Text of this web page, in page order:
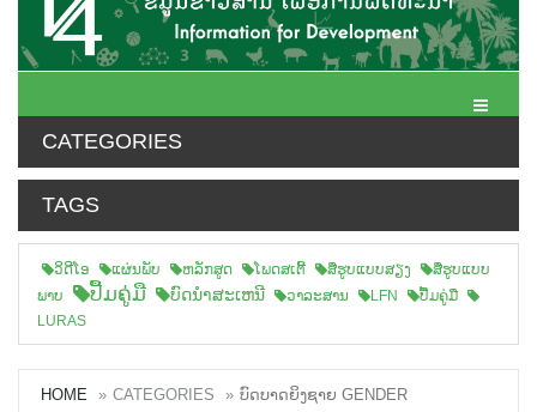
Toggle
CATEGORIES
TAGS
ວິດີໂອ ແຜ່ນພັບ ຫລັກສູດ ໂພດສເຕີ້ ສືຮູບແບບສຽງ
ສື່ຮູບແບບ
ພາບ
ປື້ມຄູ່ມື ບົດນຳສະເຫນີ ວາລະສານ LFN
ປື້ມຄູ່ມື
LURAS
HOME CATEGORIES ບົດບາດຍິງຊາຍ GENDER